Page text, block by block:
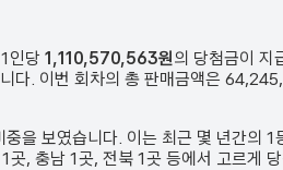
인당 1,110,570,563원의 당첨금이 지
다. 이번 회차의 총 판매금액은
을 보였습니다. 이는 최근 몇 년간의 1
, 충남 1곳, 전북 1곳 등에서 고르게